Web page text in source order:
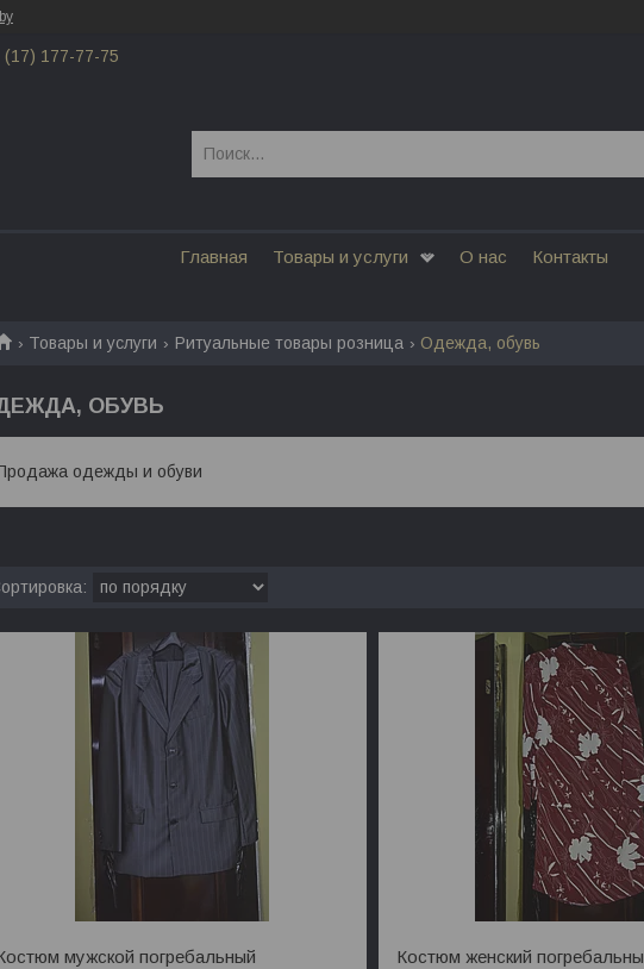
(17) 177-77-75
Главная Товары и услуги О нас Контакты
Товары и услуги Ритуальные товары розница Одежда, обувь
ОБУВЬ
одежды и обуви
мужской погребальный Костюм женский